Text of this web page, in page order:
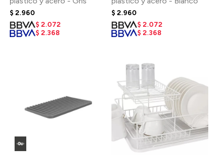
$ 2.960
$ 2.072
$ 2.368
$ 2.960
$ 2.072
$ 2.368